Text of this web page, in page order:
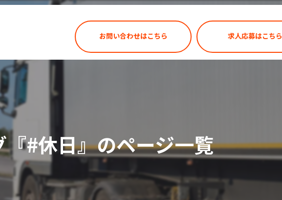
お問い合わせはこちら 求人応募はこちら
『#休日』のページ一覧